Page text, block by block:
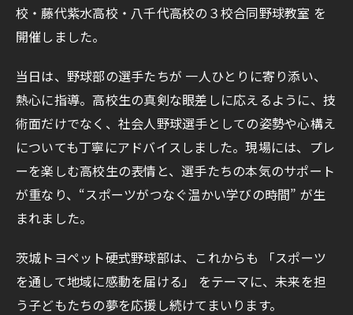
校・藤代紫水高校・八千代高校の３校合同野球教室 を
開催しました。
当日は、野球部の選手たちが 一人ひとりに寄り添い、
熱心に指導。高校生の真剣な眼差しに応えるように、技
術面だけでなく、社会人野球選手としての姿勢や心構え
についても丁寧にアドバイスしました。現場には、プレ
ーを楽しむ高校生の表情と、選手たちの本気のサポート
が重なり、“スポーツがつなぐ温かい学びの時間” が生
まれました。
茨城トヨペット硬式野球部は、これからも 「スポーツ
を通して地域に感動を届ける」 をテーマに、未来を担
う子どもたちの夢を応援し続けてまいります。